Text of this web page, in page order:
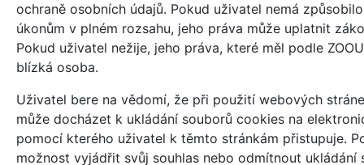
ochraně osobních údajů. Pokud uživatel nemá
úkonům v plném rozsahu, jeho práva může uplatnit
Pokud uživatel nežije, jeho práva, které měl podle
blízká osoba.
Uživatel bere na vědomí, že při použití webových
může docházet k ukládání souborů cookies na
pomocí kterého uživatel k těmto stránkám přistupuje.
možnost vyjádřit svůj souhlas nebo odmítnout ukládání